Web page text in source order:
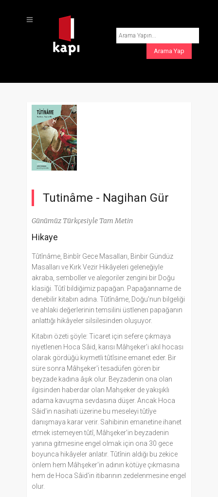
Tutinâme - Nagihan Gür
Günümüz Türkçesiyle Tam Metin
Hikaye
Tûtînâme, Binbîr Gece Masalları, Binbir Gündüz
Masalları ve Kırk Vezir Hikâyeleri geleneğiyle
akraba, semboller ve alegoriler zengini bir Doğu
klasiği. Tûtî bildiğimiz papağan. Papağanname de
denebilir kitabın adına. Tûtînâme, Doğu'nun bilgeliği
ve ahlaki değerlerinin temsilini üstlenen papağanın
anlattığı hikâyeler silsilesinden oluşuyor.
Kitabın özeti şöyle: Ticaret için sefere çıkmaya
niyetlenen Hoca Sâid, karısı Mâhşeker'i akıl hocası
olarak gördüğü kıymetli tûtîsine emanet eder. Bir
süre sonra Mâhşeker'i tesadüfen gören bir
beyzade kadına âşık olur. Beyzadenin ona olan
ilgisinden haberdar olan Mahşeker de yakışıklı
adama kavuşma sevdasına düşer. Ancak Hoca
Sâid'in nasihati üzerine bu meseleyi tûtîye
danışmaya karar verir. Sahibinin emanetine ihanet
etmek istemeyen tûtî, Mâhşeker'in beyzadenin
yanına gitmesine engel olmak için ona 30 gece
boyunca hikâyeler anlatır. Tûtînin aldığı bu zekice
önlem hem Mâhşeker'in adının kötüye çıkmasına
hem de Hoca Sâid'in itibarının zedelenmesine engel
olur.